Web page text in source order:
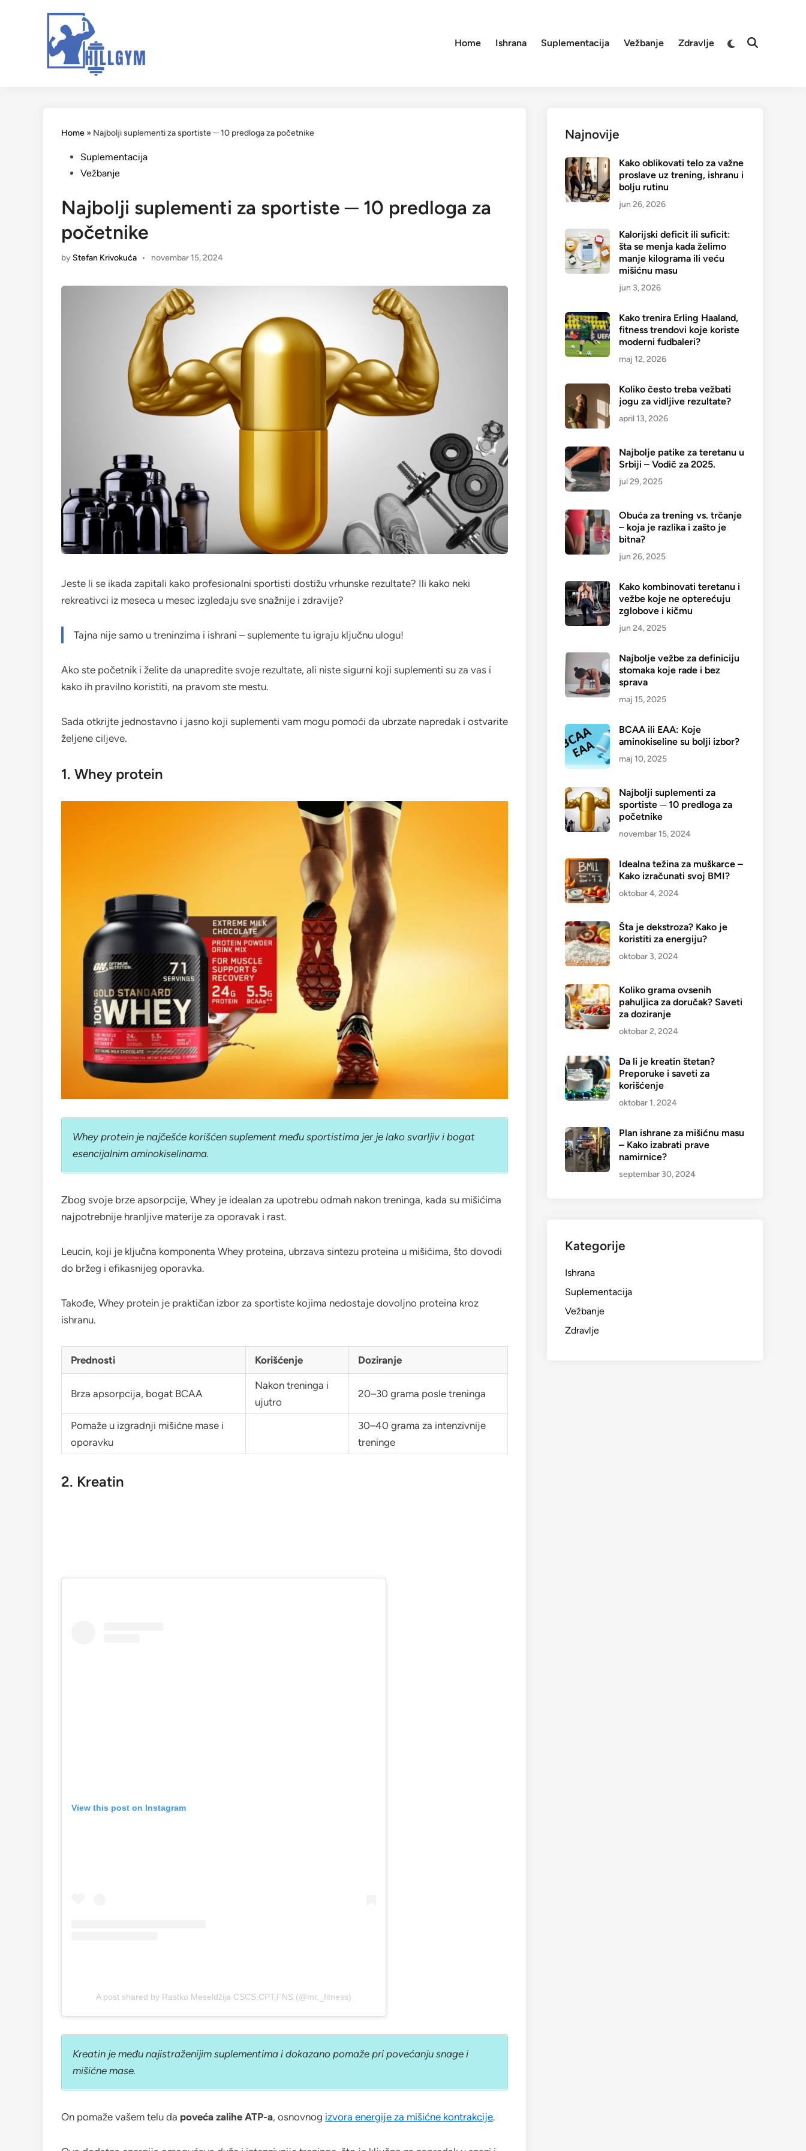
Home Ishrana Suplementacija Vežbanje Zdravlje
Switch
Open
Home » Najbolji suplementi za sportiste ─ 10 predloga za početnike
PostedSuplementacija
Vežbanje
Najbolji suplementi za sportiste ─ 10 predloga za
početnike
by Stefan Krivokuća • novembar 15, 2024
Jeste li se ikada zapitali kako profesionalni sportisti dostižu vrhunske rezultate? Ili kako neki
rekreativci iz meseca u mesec izgledaju sve snažnije i zdravije?
Tajna nije samo u treninzima i ishrani – suplemente tu igraju ključnu ulogu!
Ako ste početnik i želite da unapredite svoje rezultate, ali niste sigurni koji suplementi su za vas i
kako ih pravilno koristiti, na pravom ste mestu.
Sada otkrijte jednostavno i jasno koji suplementi vam mogu pomoći da ubrzate napredak i ostvarite
željene ciljeve.
1. Whey protein
Whey protein je najčešće korišćen suplement među sportistima jer je lako svarljiv i bogat
esencijalnim aminokiselinama.
Zbog svoje brze apsorpcije, Whey je idealan za upotrebu odmah nakon treninga, kada su mišićima
najpotrebnije hranljive materije za oporavak i rast.
Leucin, koji je ključna komponenta Whey proteina, ubrzava sintezu proteina u mišićima, što dovodi
do bržeg i efikasnijeg oporavka.
Takođe, Whey protein je praktičan izbor za sportiste kojima nedostaje dovoljno proteina kroz
ishranu.
Prednosti Korišćenje Doziranje
Brza apsorpcija, bogat BCAA
Nakon treninga i
ujutro
20–30 grama posle treninga
Pomaže u izgradnji mišićne mase i
oporavku
30–40 grama za intenzivnije
treninge
2. Kreatin
View this post on Instagram
A post shared by Rastko Meseldžija CSCS,CPT,FNS (@mr._fitness)
Kreatin je među najistraženijim suplementima i dokazano pomaže pri povećanju snage i
mišićne mase.
On pomaže vašem telu da poveća zalihe ATP-a, osnovnog izvora energije za mišićne kontrakcije.
Najnovije
Kako oblikovati telo za važne
proslave uz trening, ishranu i
bolju rutinu
jun 26, 2026
Kalorijski deficit ili suficit:
šta se menja kada želimo
manje kilograma ili veću
mišićnu masu
jun 3, 2026
Kako trenira Erling Haaland,
fitness trendovi koje koriste
moderni fudbaleri?
maj 12, 2026
Koliko često treba vežbati
jogu za vidljive rezultate?
april 13, 2026
Najbolje patike za teretanu u
Srbiji – Vodič za 2025.
jul 29, 2025
Obuća za trening vs. trčanje
– koja je razlika i zašto je
bitna?
jun 26, 2025
Kako kombinovati teretanu i
vežbe koje ne opterećuju
zglobove i kičmu
jun 24, 2025
Najbolje vežbe za definiciju
stomaka koje rade i bez
sprava
maj 15, 2025
BCAA ili EAA: Koje
aminokiseline su bolji izbor?
maj 10, 2025
Najbolji suplementi za
sportiste ─ 10 predloga za
početnike
novembar 15, 2024
Idealna težina za muškarce –
Kako izračunati svoj BMI?
oktobar 4, 2024
Šta je dekstroza? Kako je
koristiti za energiju?
oktobar 3, 2024
Koliko grama ovsenih
pahuljica za doručak? Saveti
za doziranje
oktobar 2, 2024
Da li je kreatin štetan?
Preporuke i saveti za
korišćenje
oktobar 1, 2024
Plan ishrane za mišićnu masu
– Kako izabrati prave
namirnice?
septembar 30, 2024
Kategorije
Ishrana
Suplementacija
Vežbanje
Zdravlje